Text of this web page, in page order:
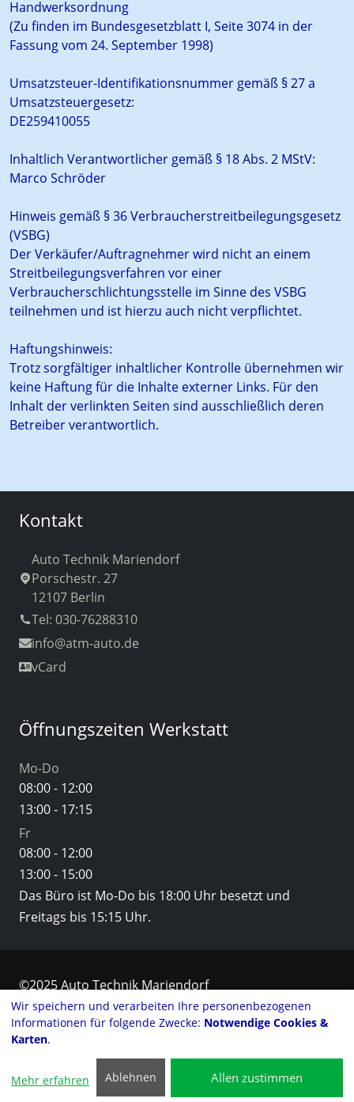
Handwerksordnung
(Zu finden im Bundesgesetzblatt I, Seite 3074 in der
Fassung vom 24. September 1998)
Umsatzsteuer-Identifikationsnummer gemäß § 27 a
Umsatzsteuergesetz:
DE259410055
Inhaltlich Verantwortlicher gemäß § 18 Abs. 2 MStV:
Marco Schröder
Hinweis gemäß § 36 Verbraucherstreitbeilegungsgesetz
(VSBG)
Der Verkäufer/Auftragnehmer wird nicht an einem
Streitbeilegungsverfahren vor einer
Verbraucherschlichtungsstelle im Sinne des VSBG
teilnehmen und ist hierzu auch nicht verpflichtet.
Haftungshinweis:
Trotz sorgfältiger inhaltlicher Kontrolle übernehmen wir
keine Haftung für die Inhalte externer Links. Für den
Inhalt der verlinkten Seiten sind ausschließlich deren
Betreiber verantwortlich.
Kontakt
Auto Technik Mariendorf
Porschestr. 27
12107 Berlin
Tel: 030-76288310
info@atm-auto.de
vCard
Öffnungszeiten Werkstatt
Mo-Do
08:00 - 12:00
13:00 - 17:15
Fr
08:00 - 12:00
13:00 - 15:00
Das Büro ist Mo-Do bis 18:00 Uhr besetzt und
Freitags bis 15:15 Uhr.
©2025 Auto Technik Mariendorf
Impressum
Cookie-Einstellungen
Wir speichern und verarbeiten Ihre personenbezogenen
Informationen für folgende Zwecke: Notwendige Cookies &
Karten.
Mehr erfahren Ablehnen Allen zustimmen